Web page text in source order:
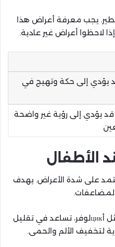
يجب معرفة أعراض هذا
لاحظوا أعراض غير عادية.
يؤدي إلى حكة وتهيج في
قد يؤدي إلى رؤية غير واضحة
الأطفال
على شدة الأعراض. يهدف
الأدوية المضادة للفيروس، مثل أцикلوفر، تساعد في تقليل
لتخفيف الألم والحمى.